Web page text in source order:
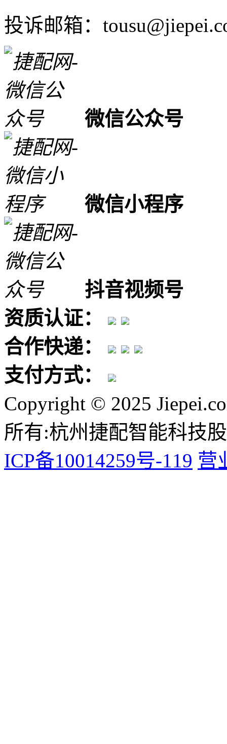
投诉邮箱：
微信公众号
微信小程序
抖音视频号
资质认证：
合作快递：
支付方式：
Copyright © 2025
所有:杭州捷配智能科技
ICP备10014259号-119 营